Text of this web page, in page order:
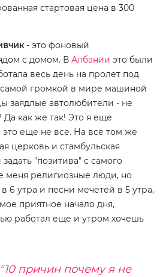
стартовая цена в 300
- это фоновый
с домом. В Албании это были
весь день на пролет под
громкой в мире машиной
заядлые автолюбители - не
Да как же так! Это я еще
еще не все. На все том же
церковь и стамбульская
"позитива" с самого
меня религиозные люди, но
6 утра и песни мечетей в 5 утра,
приятное начало дня,
работал еще и утром хочешь
"10 причин почему я не